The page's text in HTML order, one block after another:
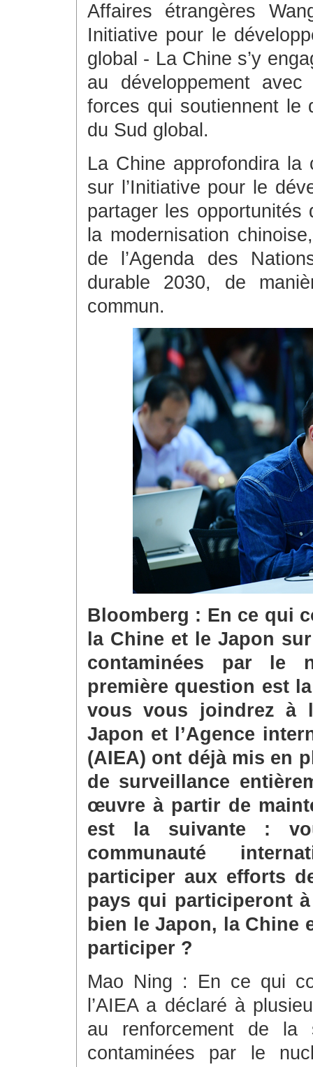
Affaires étrangères
Initiative pour le
global - La Chine s’y
au développement
forces qui soutiennent le
du Sud global.
La Chine approfondira la
sur l’Initiative pour le
partager les opportunités
la modernisation
de l’Agenda des
durable 2030, de
commun.
Bloomberg : En ce qui
la Chine et le Japon
contaminées par le
première question est
vous vous joindrez à
Japon et l’Agence
(AIEA) ont déjà mis en
de surveillance
œuvre à partir de
est la suivante :
communauté
participer aux efforts
pays qui participeront
bien le Japon, la Chine
participer ?
Mao Ning : En ce qui
l’AIEA a déclaré à
au renforcement de la
contaminées par le